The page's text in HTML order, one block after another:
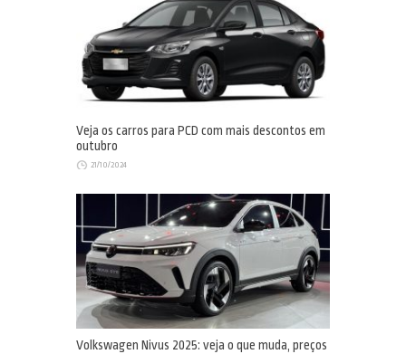
Veja os carros para PCD com mais descontos em
outubro
21/10/2024
Volkswagen Nivus 2025: veja o que muda, preços